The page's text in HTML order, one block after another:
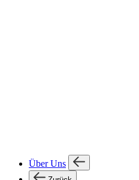
Über Uns